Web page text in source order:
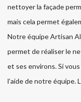
nettoyer la façade
mais cela permet
Notre équipe Artisan
permet de réaliser le
et ses environs. Si
l’aide de notre équipe.